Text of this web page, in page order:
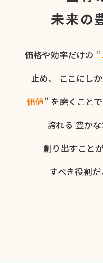
未来の
価格や​効率だけの​ “
止め、
ここに​し
価値” を​磨く​ことで
誇れる 豊か
創り出すことが
すべき役割だ